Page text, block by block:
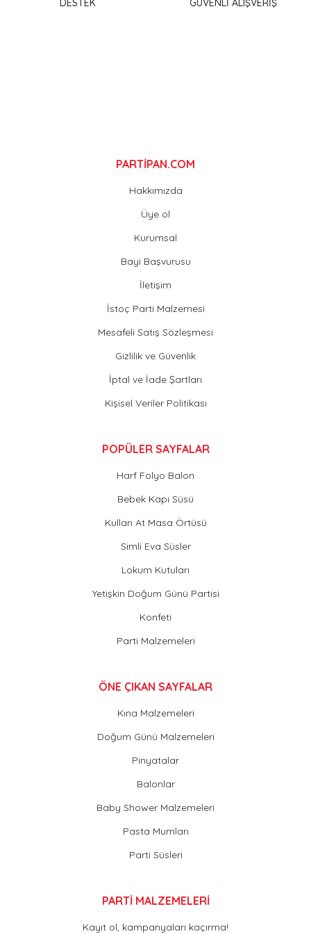
Ürün bilgilerinde hatalar bulunuyor.
DESTEK
GÜVENLİ ALIŞVERİŞ
PARTİPAN.COM
Hakkımızda
Üye ol
Kurumsal
Bayi Başvurusu
İletişim
İstoç Parti Malzemesi
Mesafeli Satış Sözleşmesi
Gizlilik ve Güvenlik
İptal ve İade Şartları
Kişisel Veriler Politikası
POPÜLER SAYFALAR
Harf Folyo Balon
Bebek Kapı Süsü
Kullan At Masa Örtüsü
Simli Eva Süsler
Lokum Kutuları
Yetişkin Doğum Günü Partisi
Konfeti
Parti Malzemeleri
ÖNE ÇIKAN SAYFALAR
Kına Malzemeleri
Doğum Günü Malzemeleri
Pinyatalar
Balonlar
Baby Shower Malzemeleri
Pasta Mumları
Parti Süsleri
PARTİ MALZEMELERİ
Kayıt ol, kampanyaları kaçırma!